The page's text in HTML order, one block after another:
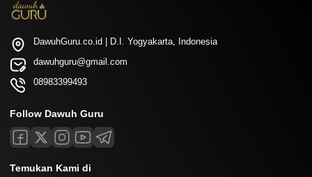
DawuhGuru.co.id | D.I. Yogyakarta, Indonesia
dawuhguru@gmail.com
08983399493
Follow Dawuh Guru
Temukan Kami di